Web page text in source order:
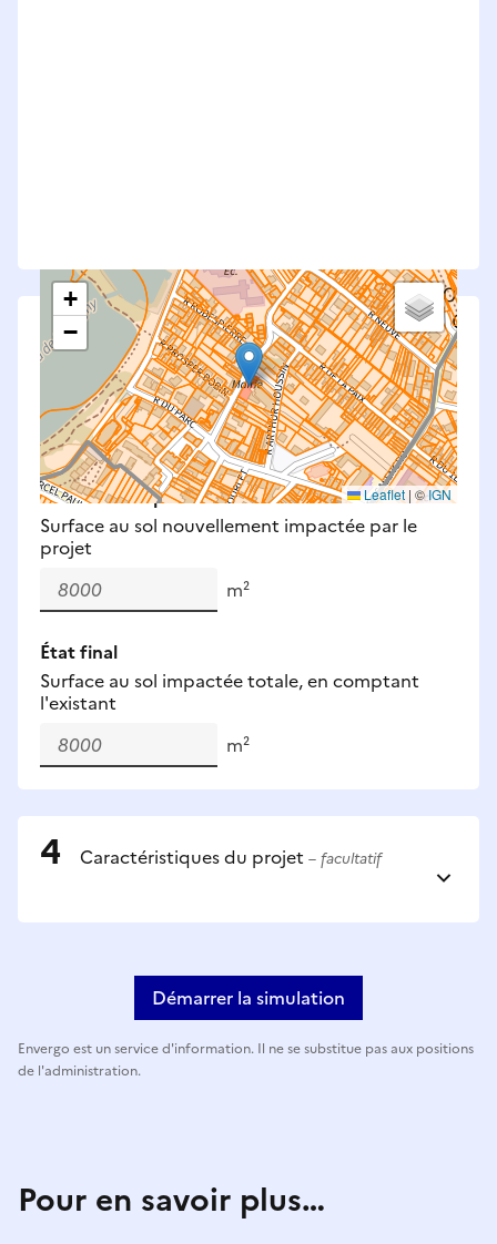
+
−
Leaflet | ©IGN
Saisissez les surfaces aménagées par le projet
Surfaces à prendre en compte : bâti, voirie,
espaces verts, remblais et bassins — impacts
définitifs et temporaires (travaux).
Nouveaux impacts
Surface au sol nouvellement impactée par le
projet
m²
État final
Surface au sol impactée totale, en comptant
l'existant
m²
Caractéristiques du projet – facultatif
Démarrer la simulation
Envergo est un service d'information. Il ne se substitue pas aux positions
de l'administration.
Pour en savoir plus…